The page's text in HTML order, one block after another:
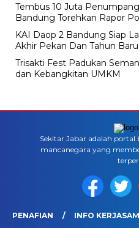
Tembus 10 Juta
Bandung Torehkan Rapor
KAI Daop 2 Bandung Siap
Akhir Pekan Dan Tahun
Trisakti Fest Padukan
dan Kebangkitan UMKM
Sekitar Jabar adalah portal
mancanegara yang
PENAFIAN INFO